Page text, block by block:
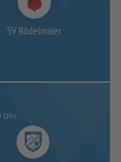
SV Rödelmaier
Uhr